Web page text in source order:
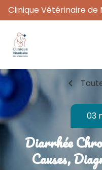
Clinique Vétérinaire de
chevron_left
03
Diarrhée
Causes,